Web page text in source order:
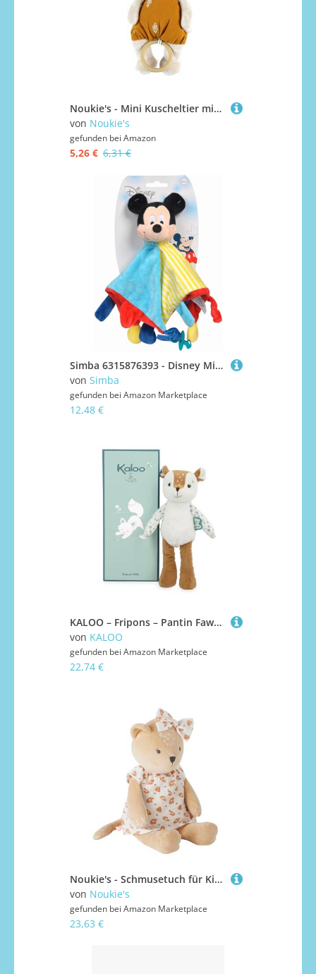
Noukie's - Mini Kuscheltier mit Musik Tiga - Noukie‘s Schmusetuch aus Veloudoux + Holzring - Musikalische Früherziehung - Geschenk für Babys
von Noukie's
gefunden bei Amazon
5,26 € 6,31 €
Simba 6315876393 - Disney Mickey 3D Schmusetuch, 42cm, Plüschfigur, Babyspielzeug, ab den ersten Lebensmonaten geeignet
von Simba
gefunden bei Amazon Marketplace
12,48 €
KALOO – Fripons – Pantin Fawn Nathan – Plüsch und Baby-Schmusetuch – Ideal für die Geburt – braun – 25 cm – Ab der Geburt – K205003
von KALOO
gefunden bei Amazon Marketplace
22,74 €
Noukie's - Schmusetuch für Kinder - Mittelgroßes Plüschtier Kendi - Schmusetuch aus Bio-Baumwolle - Kindgerechte Größe (40 cm)
von Noukie's
gefunden bei Amazon Marketplace
23,63 €